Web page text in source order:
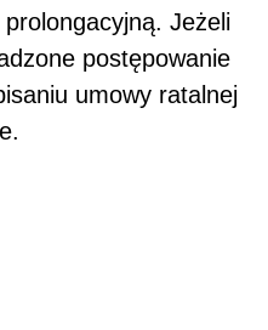
prolongacyjną. Jeżeli
postępowanie
umowy ratalnej